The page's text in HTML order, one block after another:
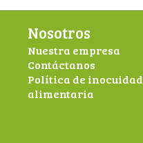
Nosotros
Nuestra empresa
Contáctanos
Política de inocuidad
alimentaria